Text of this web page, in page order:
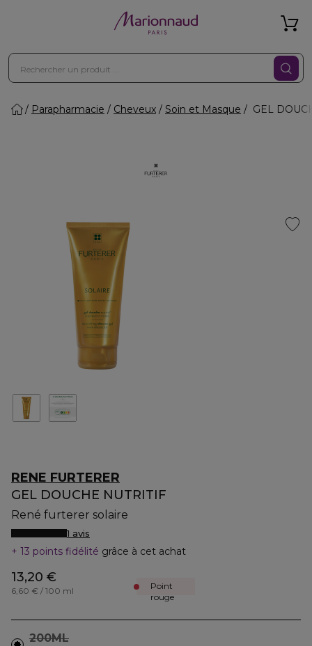
Parapharmacie Cheveux Soin et Masque GEL
RENE FURTERER
GEL DOUCHE NUTRITIF
René furterer solaire
1 avis
13 points fidélité grâce à cet achat
13,20 €
6,60 € / 100 ml
Point
rouge
200ML